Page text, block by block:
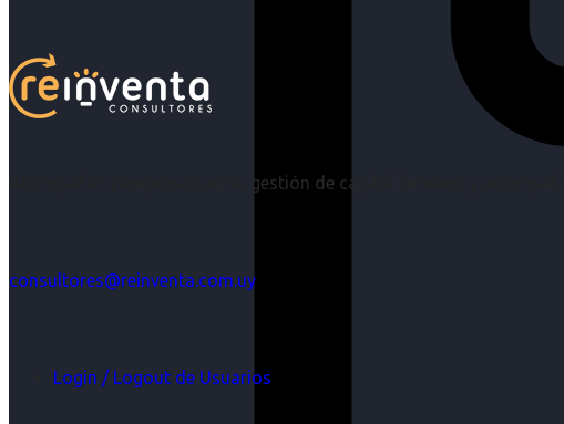
Acompañar a empresas en su gestión de capital humano y
consultores@reinventa.com.uy
Login / Logout de Usuarios